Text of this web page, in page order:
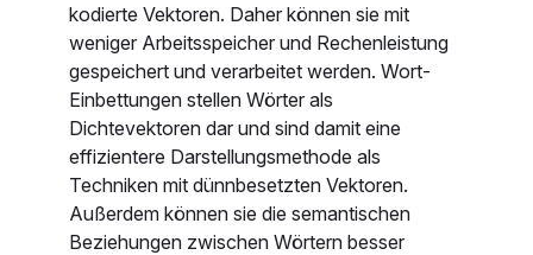
kodierte Vektoren. Daher können sie mit
weniger Arbeitsspeicher und Rechenleistung
gespeichert und verarbeitet werden. Wort-
Einbettungen stellen Wörter als
Dichtevektoren dar und sind damit eine
effizientere Darstellungsmethode als
Techniken mit dünnbesetzten Vektoren.
Außerdem können sie die semantischen
Beziehungen zwischen Wörtern besser